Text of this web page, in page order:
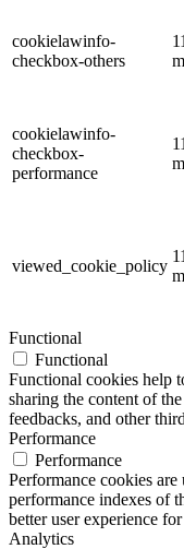
cookielawinfo-
checkbox-others
11
cookielawinfo-
checkbox-
performance
11
viewed_cookie_policy
11
Functional
Functional
Functional cookies help
sharing the content of
feedbacks, and other
Performance
Performance
Performance cookies
performance indexes of
better user experience
Analytics